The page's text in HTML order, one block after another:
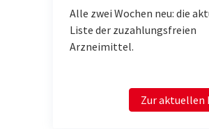
Alle zwei Wochen neu: die
Liste der zuzahlungsfreien
Arzneimittel.
Zur aktuellen